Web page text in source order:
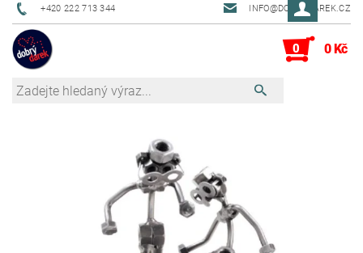
+420 222 713 344 INFO@DOBRYDAREK.CZ
0 0 Kč